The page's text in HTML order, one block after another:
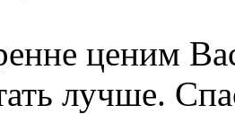
ценим
лучше.